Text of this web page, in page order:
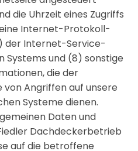
die Uhrzeit eines Zugriffs
Internet-Protokoll-
der Internet-Service-
Systems und (8) sonstige
die der
Angriffen auf unsere
Systeme dienen.
Daten und
Dachdeckerbetrieb
auf die betroffene